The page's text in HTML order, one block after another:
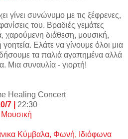
γίνει συνώνυμο με τις ξέφρενες,
του. Βραδιές γεμάτες
χαρούμενη διάθεση, μουσική,
Eλάτε να γίνουμε όλοι μια
τα παλιά αγαπημένα αλλά
Μια συναυλία - γιορτή!
Healing Concert
7 | 22:30
Μουσική
Κύμβαλα, Φωνή, Ιδιόφωνα